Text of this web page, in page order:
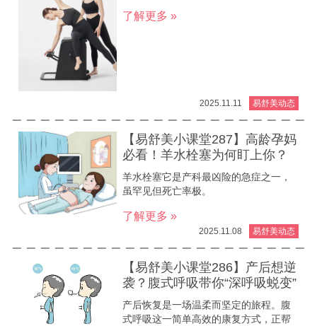
了解更多 »
易舒美动态
2025.11.11
【易舒美小课堂287】高龄孕妈
必看！羊水栓塞为何盯上你？
羊水栓塞它是产科最凶险的急症之一，
虽罕见但死亡率极。
了解更多 »
易舒美动态
2025.11.08
【易舒美小课堂286】产后想逆
袭？腹式呼吸带你“深呼吸蜕变”
产后恢复是一场温柔而坚定的旅程。腹
式呼吸这一简单高效的康复方式，正帮